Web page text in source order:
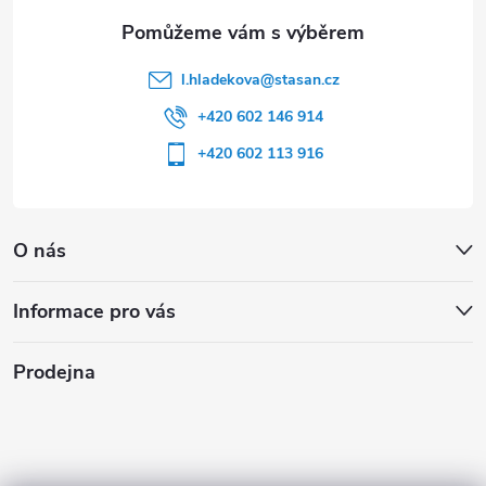
O nás
Informace pro vás
l.hladekova@stasan.cz
+420 602 146 914
+420 602 113 916
Prodejna